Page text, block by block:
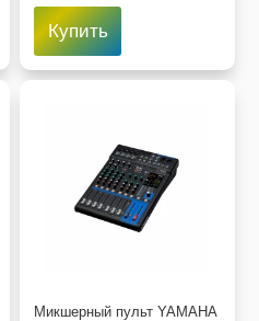
и инвентарь
и инвентарь
Купить
Микшерный пульт YAMAHA